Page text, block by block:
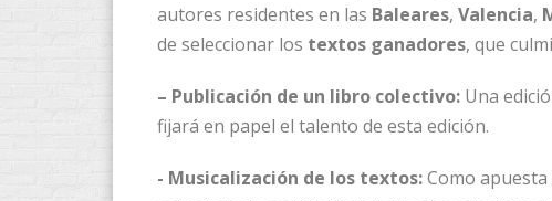
autores residentes en las Baleares, Valencia,
de seleccionar los textos ganadores, que
– Publicación de un libro colectivo: Una
fijará en papel el talento de esta edición.
​- Musicalización de los textos:Como